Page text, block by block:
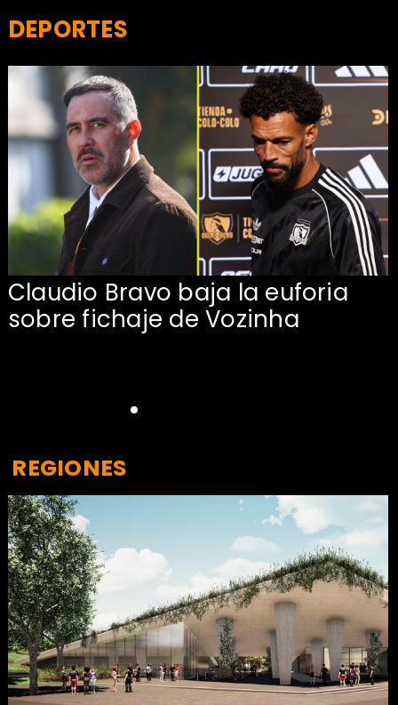
Claudio Bravo baja la euforia
sobre fichaje de Vozinha
DEPORTES
REGIONES